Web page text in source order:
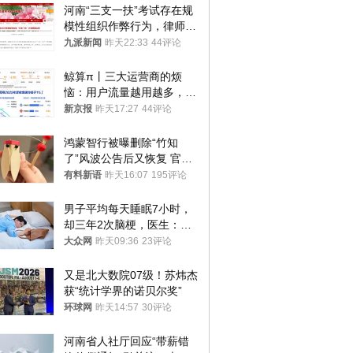
河南“三支一扶”考试存在规
模性组织作弊行为，律师：
涉嫌非法获取国家秘密罪等
九派新闻 昨天22:33 44评论
鲸算π丨三大运营商的烦
恼：用户流量越用越多，收
入却越来越少
新京报 昨天17:27 44评论
鸿蒙智行被曝删除“竹知
了”风波公告后又恢复 官媒
曾力挺：劝华为要大度的，
有料新语 昨天16:07 195评论
男子平均每天睡眠7小时，
却三年2次脑梗，医生：这
样睡觉更伤身
大众网 昨天09:36 23评论
又是北大数院07级！苏炜杰
获“统计学界的诺贝尔奖”
环球网 昨天14:57 30评论
河南省人社厅回应“带薪错